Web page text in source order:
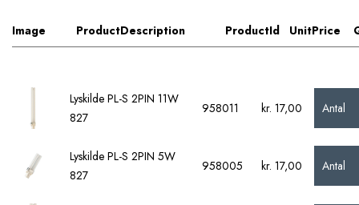
Image ProductDescription ProductId UnitPrice
Lyskilde PL-S 2PIN 11W
827
958011 kr. 17,00 Antal
Lyskilde PL-S 2PIN 5W
827
958005 kr. 17,00 Antal